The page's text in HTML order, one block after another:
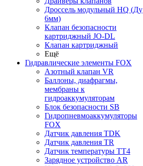
Дроссель модульный HQ (Ду
6мм)
Клапан безопасности
картриджный JO-DL
Клапан картриджный
Ещё
Гидравлические элементы FOX
Азотный клапан VR
Баллоны, диафрагмы,
мембраны к
гидроаккумуляторам
Блок безопасности SB
Гидропневмоаккумуляторы
FOX
Датчик давления TDK
Датчик давления TR
Датчик температуры TT4
Зарядное устройство AR